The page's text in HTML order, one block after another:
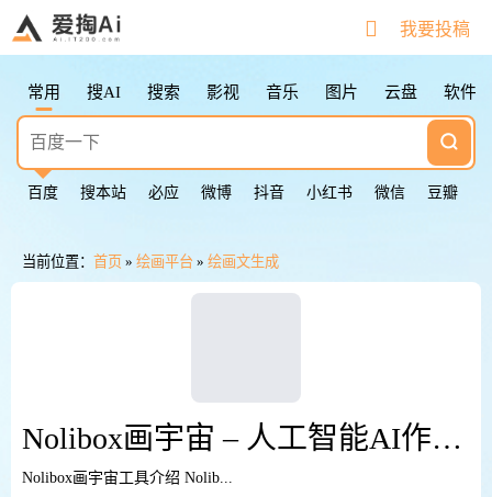
切换下一个
Esc
返回第一个
鼠标点击图标 切换下一个
我要投稿
常用 搜AI 搜索 影视 音乐 图片 云盘 软件
百度 搜本站 必应 微博 抖音 小红书 微信 豆瓣
当前位置： 首页 » 绘画平台 » 绘画文生成
Nolibox画宇宙 – 人工智能AI作画网站
Nolibox画宇宙工具介绍 Nolib...